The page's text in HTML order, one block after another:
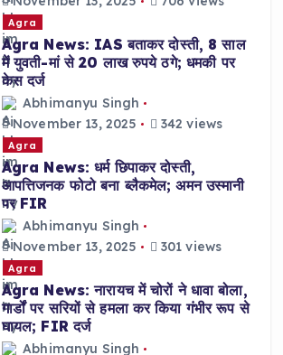
Agra
Agra News: IAS बताकर दोस्ती, 8 साल
में युवती-मां से 20 लाख रुपये ठगे; धमकी पर
केस दर्ज
Abhimanyu Singh
November 13, 2025
342 views
Agra
Agra News: धर्म छिपाकर दोस्ती,
आपत्तिजनक फोटो बना ब्लैकमेल; अमन उस्मानी
पर FIR
Abhimanyu Singh
November 13, 2025
301 views
Agra
Agra News: नारायच में चोरों ने धावा बोला,
गार्डों पर सरियों से हमला कर किया गंभीर रूप से
घायल; FIR दर्ज
Abhimanyu Singh